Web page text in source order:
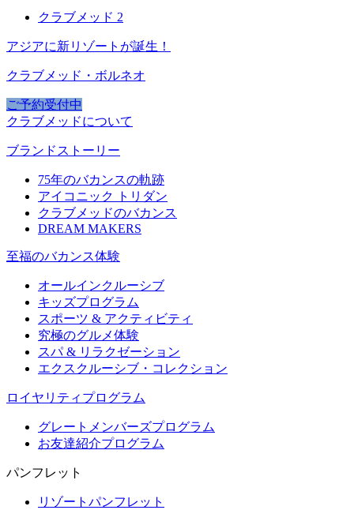
クラブメッド 2
アジアに新リゾートが誕生！
クラブメッド・ボルネオ
ご予約受付中
クラブメッドについて
ブランドストーリー
75年のバカンスの軌跡
アイコニック トリダン
クラブメッドのバカンス
DREAM MAKERS
至福のバカンス体験
オールインクルーシブ
キッズプログラム
スポーツ & アクティビティ​
究極のグルメ体験
スパ & リラクゼーション
エクスクルーシブ・コレクション
ロイヤリティプログラム
グレートメンバーズプログラム
お友達紹介プログラム
パンフレット
リゾートパンフレット